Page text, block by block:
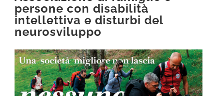
persone con disabilità
intellettiva e disturbi del
neurosviluppo